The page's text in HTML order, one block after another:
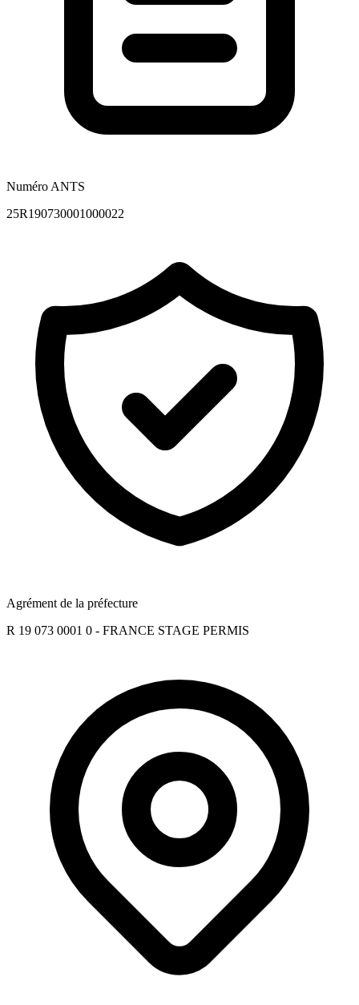
Numéro ANTS
25R190730001000022
Agrément de la préfecture
R 19 073 0001 0 - FRANCE STAGE PERMIS